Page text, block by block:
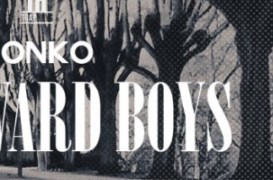
1 month ago